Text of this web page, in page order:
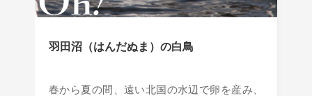
羽田沼（はんだぬま）の白鳥
春から夏の間、遠い北国の水辺で卵を産み、